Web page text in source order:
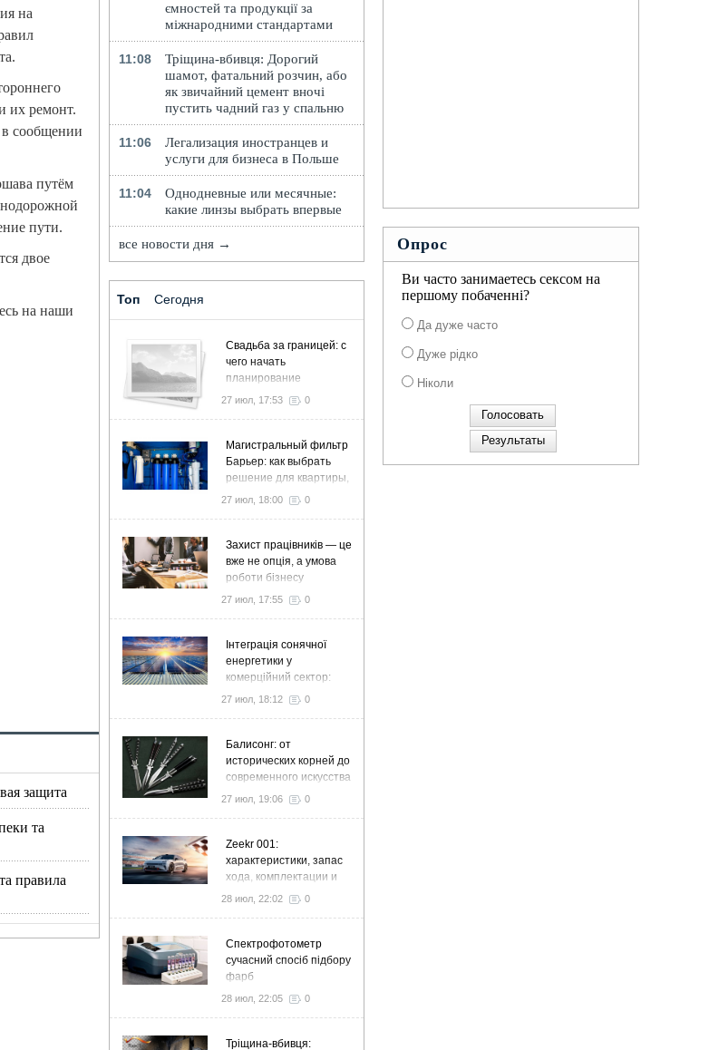
на
их ремонт.
в сообщении
путём
пути.
двое
на наши
защита
та
правила
ємностей та продукції за
міжнародними стандартами
11:08
Тріщина-вбивця: Дорогий
шамот, фатальний розчин, або
як звичайний цемент вночі
пустить чадний газ у спальню
11:06
Легализация иностранцев и
услуги для бизнеса в Польше
11:04
Однодневные или месячные:
какие линзы выбрать впервые
все новости дня →
Топ Сегодня
Свадьба за границей: с
чего начать
планирование
27 июл, 17:53 0
Магистральный фильтр
Барьер: как выбрать
решение для квартиры,
дома и коттеджа
27 июл, 18:00 0
Захист працівників — це
вже не опція, а умова
роботи бізнесу
27 июл, 17:55 0
Інтеграція сонячної
енергетики у
комерційний сектор:
стратегія розвитку та
27 июл, 18:12 0
Балисонг: от
исторических корней до
современного искусства
флиппинга
27 июл, 19:06 0
Zeekr 001:
характеристики, запас
хода, комплектации и
особенности
28 июл, 22:02 0
Спектрофотометр
сучасний спосіб підбору
фарб
28 июл, 22:05 0
Тріщина-вбивця:
Опрос
Ви часто занимаетесь сексом на
першому побаченні?
Да дуже часто
Дуже рідко
Ніколи